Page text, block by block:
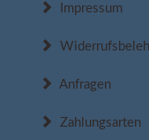
Impressum
Anfragen
Zahlungsarten